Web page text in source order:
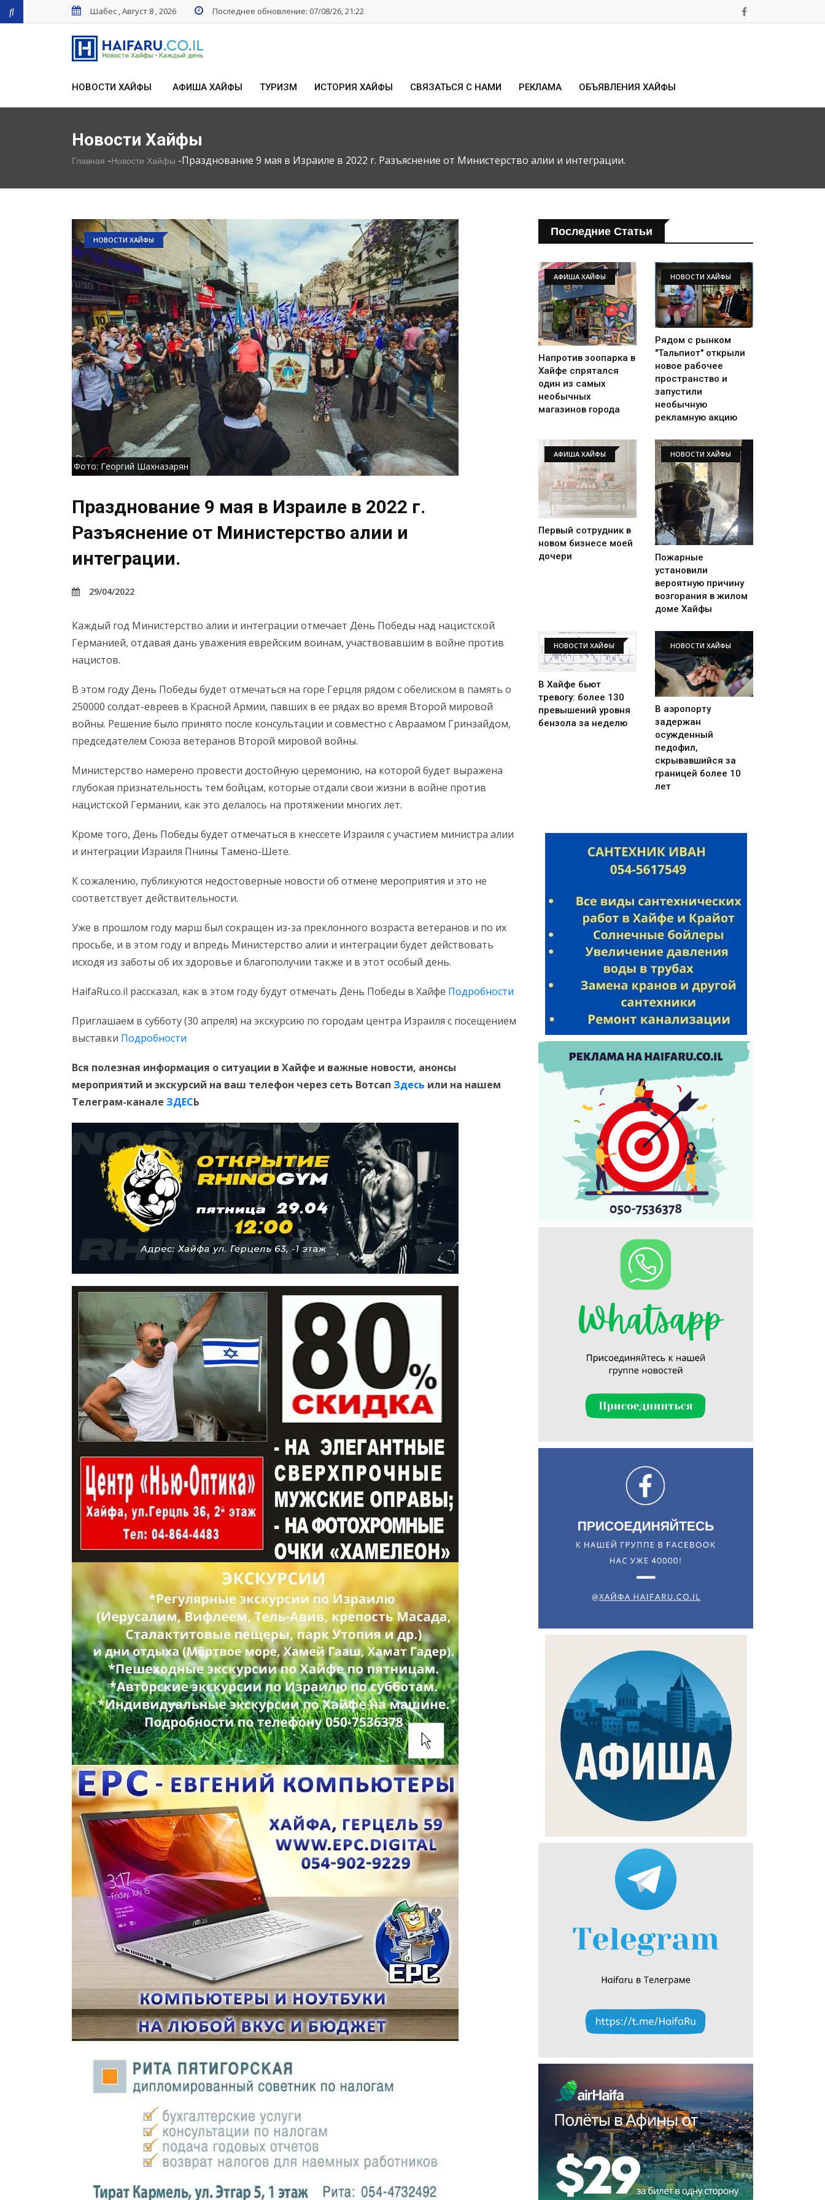
Шабес , Август 8 , 2026 Последнее обновление: 07/08/26, 21:22
НОВОСТИ ХАЙФЫ АФИША ХАЙФЫ ТУРИЗМ ИСТОРИЯ ХАЙФЫ СВЯЗАТЬСЯ С НАМИ РЕКЛАМА ОБЪЯВЛЕНИЯ ХАЙФЫ
Искать
Новости Хайфы
Главная -Новости Хайфы -Празднование 9 мая в Израиле в 2022 г. Разъяснение от Министерство алии и интеграции.
НОВОСТИ ХАЙФЫ
Фото: Георгий Шахназарян
Празднование 9 мая в Израиле в 2022 г.
Разъяснение от Министерство алии и
интеграции.
29/04/2022
Каждый год Министерство алии и интеграции отмечает День Победы над нацистской
Германией, отдавая дань уважения еврейским воинам, участвовавшим в войне против
нацистов.
В этом году День Победы будет отмечаться на горе Герцля рядом с обелиском в память о
250000 солдат-евреев в Красной Армии, павших в ее рядах во время Второй мировой
войны. Решение было принято после консультации и совместно с Авраамом Гринзайдом,
председателем Союза ветеранов Второй мировой войны.
Министерство намерено провести достойную церемонию, на которой будет выражена
глубокая признательность тем бойцам, которые отдали свои жизни в войне против
нацистской Германии, как это делалось на протяжении многих лет.
Кроме того, День Победы будет отмечаться в кнессете Израиля с участием министра алии
и интеграции Израиля Пнины Тамено-Шете.
К сожалению, публикуются недостоверные новости об отмене мероприятия и это не
соответствует действительности.
Уже в прошлом году марш был сокращен из-за преклонного возраста ветеранов и по их
просьбе, и в этом году и впредь Министерство алии и интеграции будет действовать
исходя из заботы об их здоровье и благополучии также и в этот особый день.
HaifaRu.co.il рассказал, как в этом году будут отмечать День Победы в Хайфе Подробности
Приглашаем в субботу (30 апреля) на экскурсию по городам центра Израиля с посещением
выставки Подробности
Вся полезная информация о ситуации в Хайфе и важные новости, анонсы
мероприятий и экскурсий на ваш телефон через сеть Вотсап Здесь или на нашем
Телеграм-канале ЗДЕСЬ
Последние Статьи
АФИША ХАЙФЫ
Напротив зоопарка в
Хайфе спрятался
один из самых
необычных
магазинов города
НОВОСТИ ХАЙФЫ
Рядом с рынком
"Тальпиот" открыли
новое рабочее
пространство и
запустили
необычную
рекламную акцию
АФИША ХАЙФЫ
Первый сотрудник в
новом бизнесе моей
дочери
НОВОСТИ ХАЙФЫ
Пожарные
установили
вероятную причину
возгорания в жилом
доме Хайфы
НОВОСТИ ХАЙФЫ
В Хайфе бьют
тревогу: более 130
превышений уровня
бензола за неделю
НОВОСТИ ХАЙФЫ
В аэропорту
задержан
осужденный
педофил,
скрывавшийся за
границей более 10
лет